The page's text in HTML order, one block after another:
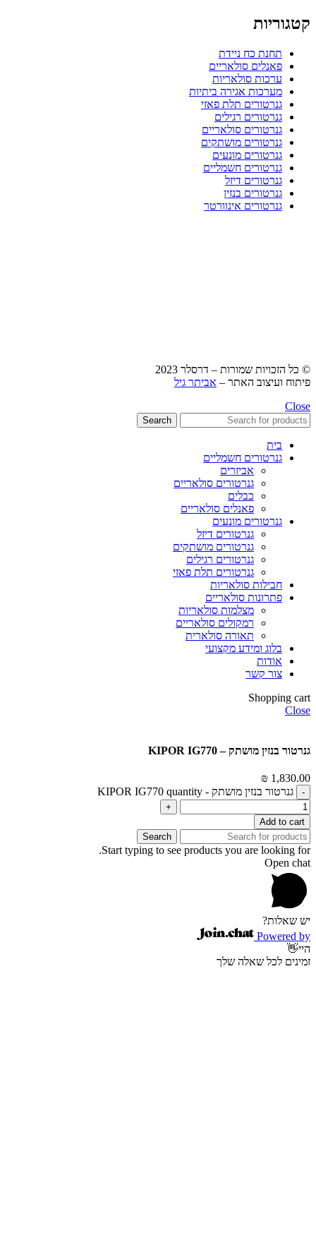
קטגוריות
תחנת כח ניידת
פאנלים סולאריים
ערכות סולאריות
מערכות אגירה ביתיות
גנרטורים תלת פאזי
גנרטורים רגילים
גנרטורים סולאריים
גנרטורים מושתקים
גנרטורים מונעים
גנרטורים חשמליים
גנרטורים דיזל
גנרטורים בנזין
גנרטורים אינוורטר
© כל הזכויות שמורות – דרסלר 2023
פיתוח ועיצוב האתר – אביתר גיל
Close
Search
בית
גנרטורים חשמליים
אביזרים
גנרטורים סולאריים
כבלים
פאנלים סולאריים
גנרטורים מונעים
גנרטורים דיזל
גנרטורים מושתקים
גנרטורים רגילים
גנרטורים תלת פאזי
חבילות סולאריות
פתרונות סולאריים
מצלמות סולאריות
רמקולים סולאריים
תאורה סולארית
בלוג ומידע מקצועי
אודות
צור קשר
Shopping cart
Close
גנרטור ‏בנזין מושתק – KIPOR IG770
1,830.00
₪
גנרטור ‏בנזין מושתק - KIPOR IG770 quantity
Add to cart
Search
Start typing to see products you are looking for.
Open chat
יש שאלות?
Powered by
היי👋
זמינים לכל שאלה שלך